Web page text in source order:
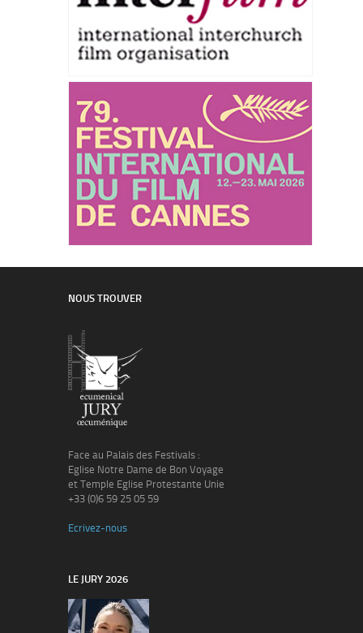
NOUS TROUVER
Face au Palais des Festivals :
Eglise Notre Dame de Bon Voyage
et Temple Eglise Protestante Unie
+33 (0)6 59 25 05 59
Ecrivez-nous
LE JURY 2026